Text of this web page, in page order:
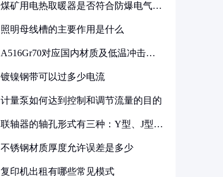
煤矿用电热取暖器是否符合防爆电气设
照明母线槽的主要作用是什么
A516Gr70对应国内材质及低温冲击要
镀镍钢带可以过多少电流
计量泵如何达到控制和调节流量的目的
联轴器的轴孔形式有三种：Y型、J型、
不锈钢材质厚度允许误差是多少
复印机出租有哪些常见模式